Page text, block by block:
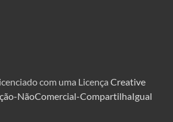
com uma Licença Creative
NãoComercial-CompartilhaIgual